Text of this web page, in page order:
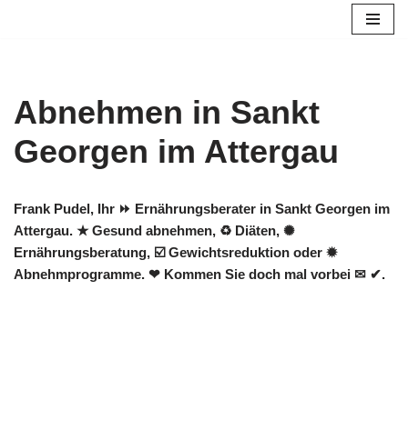
Abnehmen in Sankt
Georgen im Attergau
Frank Pudel, Ihr ⏩ Ernährungsberater in Sankt Georgen im
Attergau. ★ Gesund abnehmen, ♻ Diäten, ✺
Ernährungsberatung, ☑️ Gewichtsreduktion oder ✹
Abnehmprogramme. ❤ Kommen Sie doch mal vorbei ✉ ✔.